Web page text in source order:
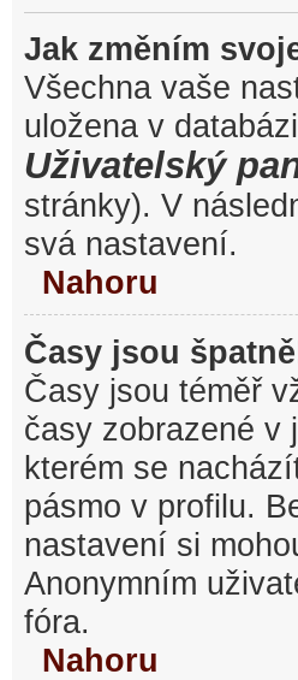
Jak změním
Všechna vaše
uložena v
Uživatelský
stránky). V
svá nastavení.
Nahoru
Časy jsou
Časy jsou téměř
časy zobrazené v
kterém se
pásmo v profilu.
nastavení si
Anonymním
fóra.
Nahoru